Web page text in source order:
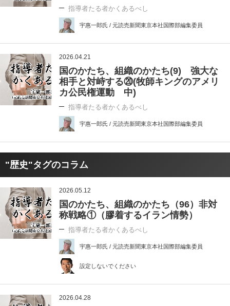
指導者たる者かくあるべし
宇惠一郎氏 / 元読売新聞東京本社国際部編集委員
2026.04.21
国のかたち、組織のかたち(9) 強大な
相手と対峙する⑳(牧師キングのアメリ
カ公民権運動 中)
指導者たる者かくあるべし
宇惠一郎氏 / 元読売新聞東京本社国際部編集委員
"歴史"タグのコラム
2026.05.12
国のかたち、組織のかたち（96）非対
称戦略①（膠着するイラン情勢）
指導者たる者かくあるべし
宇惠一郎氏 / 元読売新聞東京本社国際部編集委員
設定しないでください
2026.04.28